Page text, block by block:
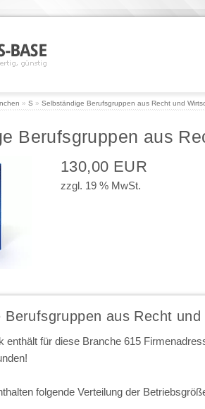
» S » Selbständige Berufsgruppen aus Recht und
Berufsgruppen aus
130,00 EUR
zzgl. 19 % MwSt.
Berufsgruppen aus Recht
enthält für diese Branche 615
folgende Verteilung der